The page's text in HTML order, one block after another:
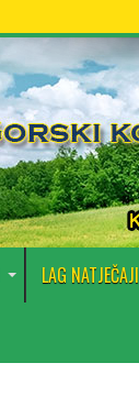
LAG NATJEČAJI